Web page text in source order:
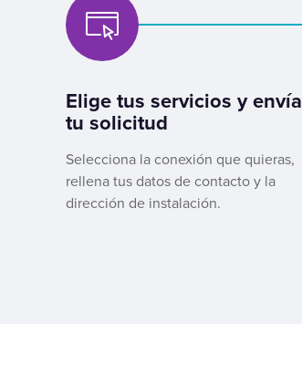
Elige tus servicios y envía
tu solicitud
Selecciona la conexión que quieras,
rellena tus datos de contacto y la
dirección de instalación.